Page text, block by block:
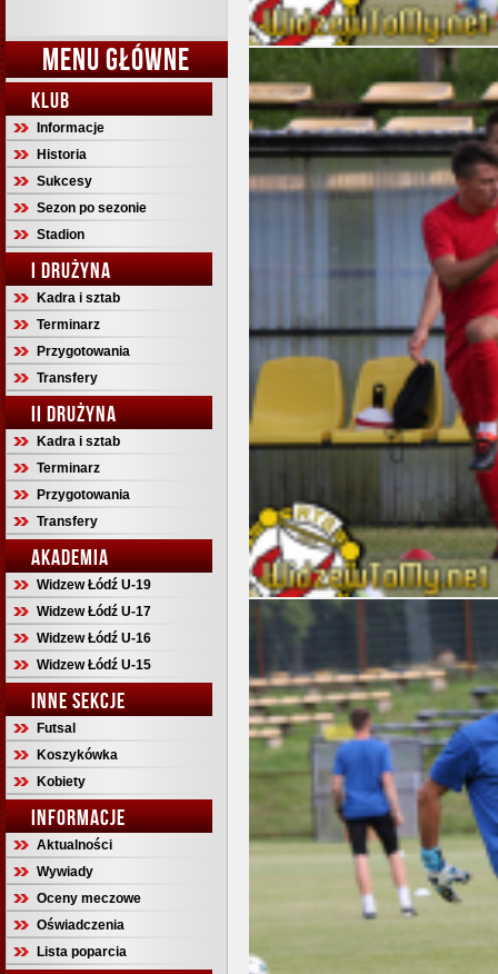
MENU GŁÓWNE
KLUB
Informacje
Historia
Sukcesy
Sezon po sezonie
Stadion
I DRUŻYNA
Kadra i sztab
Terminarz
Przygotowania
Transfery
II DRUŻYNA
Kadra i sztab
Terminarz
Przygotowania
Transfery
AKADEMIA
Widzew Łódź U-19
Widzew Łódź U-17
Widzew Łódź U-16
Widzew Łódź U-15
INNE SEKCJE
Futsal
Koszykówka
Kobiety
INFORMACJE
Aktualności
Wywiady
Oceny meczowe
Oświadczenia
Lista poparcia